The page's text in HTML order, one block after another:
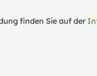
finden Sie auf der